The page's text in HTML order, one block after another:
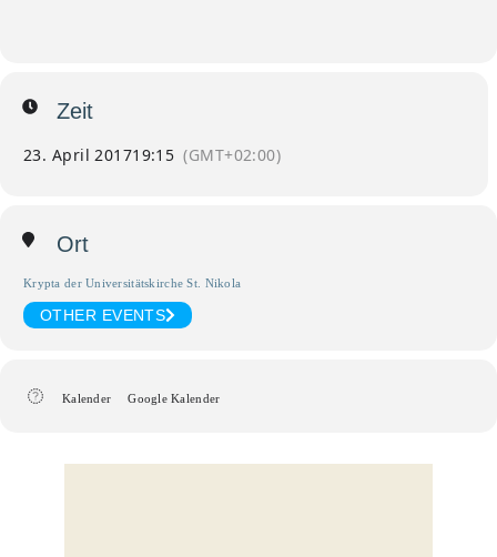
Zeit
23. April 201719:15 (GMT+02:00)
Ort
Krypta der Universitätskirche St. Nikola
OTHER EVENTS
Kalender Google Kalender